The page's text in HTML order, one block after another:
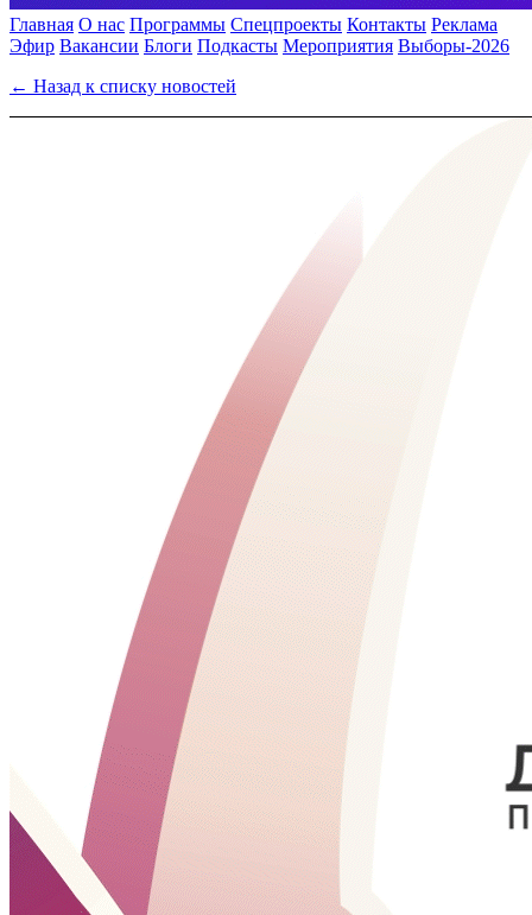
Главная О нас Программы Спецпроекты Контакты Реклама
Эфир Вакансии Блоги Подкасты Мероприятия Выборы-2026
← Назад к списку новостей